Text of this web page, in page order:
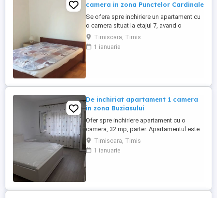
camera in zona Punctelor Cardinale
Se ofera spre inchiriere un apartament cu
o camera situat la etajul 7, avand o
suprafata de 27 mp, utilat si mobilat cu
centrala proprie. Se inchiriaza conform
pozelor
Timisoara, Timis
1 ianuarie
De inchiriat apartament 1 camera
in zona Buziasului
Ofer spre inchiriere apartament cu o
camera, 32 mp, parter. Apartamentul este
complet mobilat si utilat (cuptor electric
WHIRPOOL, plita gaz WHIRPOOL, hota
ELECTROLUX, masina de spalat BOSCH,
Timisoara, Timis
1 ianuarie